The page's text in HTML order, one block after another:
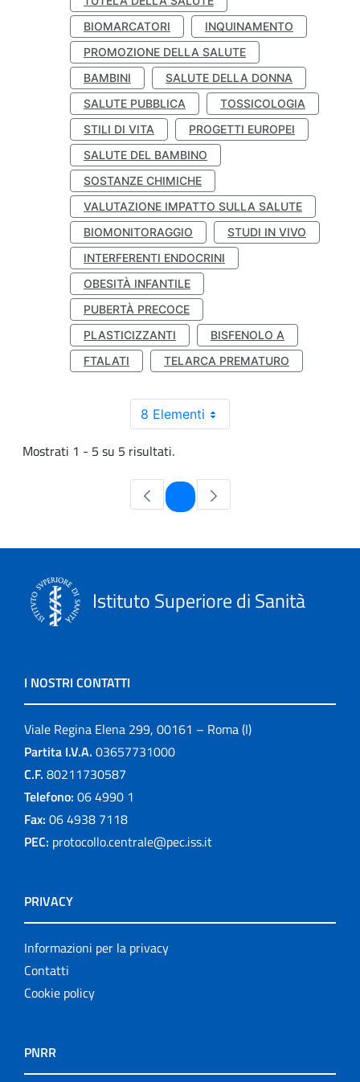
BIOMARCATORI
INQUINAMENTO
PROMOZIONE DELLA SALUTE
BAMBINI
SALUTE DELLA DONNA
SALUTE PUBBLICA
TOSSICOLOGIA
STILI DI VITA
PROGETTI EUROPEI
SALUTE DEL BAMBINO
SOSTANZE CHIMICHE
VALUTAZIONE IMPATTO SULLA SALUTE
BIOMONITORAGGIO
STUDI IN VIVO
INTERFERENTI ENDOCRINI
OBESITÀ INFANTILE
PUBERTÀ PRECOCE
PLASTICIZZANTI
BISFENOLO A
FTALATI
TELARCA PREMATURO
8 Elementi
Mostrati 1 - 5 su 5 risultati.
Pagina
Istituto Superiore di Sanità
I NOSTRI CONTATTI
Viale Regina Elena 299, 00161 – Roma (I)
Partita I.V.A. 03657731000
C.F. 80211730587
Telefono: 06 4990 1
Fax: 06 4938 7118
PEC: protocollo.centrale@pec.iss.it
PRIVACY
Informazioni per la privacy
Contatti
Cookie policy
PNRR